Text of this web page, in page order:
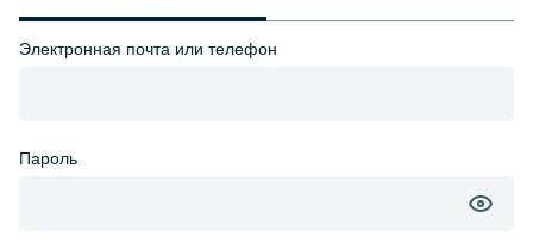
Электронная почта или телефон
Пароль